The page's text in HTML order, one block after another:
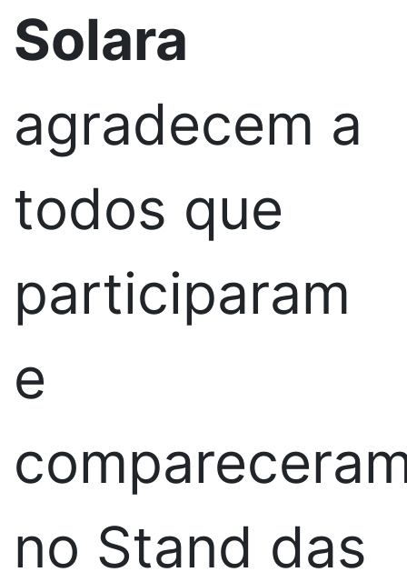
Solara
agradecem a
todos que
participaram
e
no Stand das